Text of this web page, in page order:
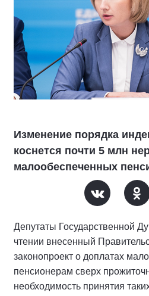
Изменение порядка
коснется почти 5 млн
малообеспеченных
Депутаты Государственной
чтении внесенный
законопроект о доплатах
пенсионерам сверх
необходимость принятия